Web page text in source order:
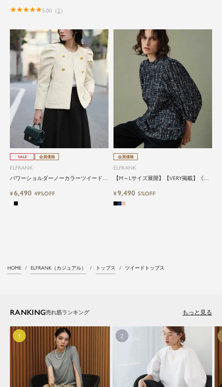
ElegantとFrankをテーマに、時代を超
えて愛されるアイテムを
ELFRANK（エルフランク）は、「上品さ」と「気
5.00 （2 ）
SALE 会員価格
ELFRANK
パワーショルダーノーカラーツイードジ
¥6,490 49%OFF
会員価格
ELFRANK
【M～Lサイズ展開】【VERY掲載】《新
ウス
¥9,490 5%OFF
HOME ELFRANK（カジュアル） トップス ツイードトップス
RANKING もっと見る